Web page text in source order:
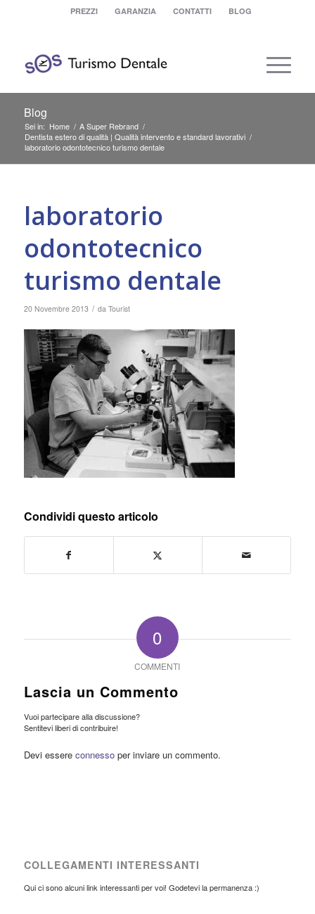
PREZZI GARANZIA CONTATTI BLOG
Blog
Sei in: Home / A Super Rebrand /
Dentista estero di qualità | Qualità intervento e standard lavorativi /
laboratorio odontotecnico turismo dentale
laboratorio
odontotecnico
turismo dentale
20 Novembre 2013 / da Tourist
Condividi questo articolo
0
COMMENTI
Lascia un Commento
Vuoi partecipare alla discussione?
Sentitevi liberi di contribuire!
Devi essere connessoper inviare un commento.
COLLEGAMENTI INTERESSANTI
Qui ci sono alcuni link interessanti per voi! Godetevi la permanenza :)